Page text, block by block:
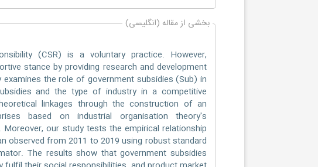
بخشی از مقاله (انگلیسی)
(CSR) is a voluntary practice. However,
stance by providing research and development
the role of government subsidies (Sub) in
and the type of industry in a competitive
linkages through the construction of an
based on industrial organisation theory's
our study tests the empirical relationship
observed from 2011 to 2019 using robust standard
The results show that government subsidies